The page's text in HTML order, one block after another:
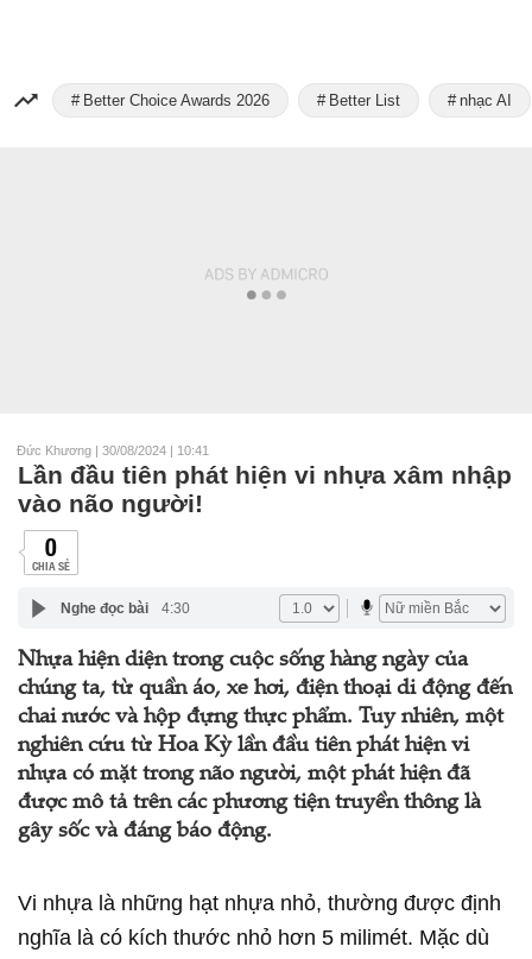
Better Choice Awards 2026 Better List nhạc AI
Đức Khương | 30/08/2024 | 10:41
Lần đầu tiên phát hiện vi nhựa xâm nhập
vào não người!
0
CHIA SẺ
Nghe đọc bài 4:30
Nhựa hiện diện trong cuộc sống hàng ngày của
chúng ta, từ quần áo, xe hơi, điện thoại di động đến
chai nước và hộp đựng thực phẩm. Tuy nhiên, một
nghiên cứu từ Hoa Kỳ lần đầu tiên phát hiện vi
nhựa có mặt trong não người, một phát hiện đã
được mô tả trên các phương tiện truyền thông là
gây sốc và đáng báo động.
Vi nhựa là những hạt nhựa nhỏ, thường được định
nghĩa là có kích thước nhỏ hơn 5 milimét. Mặc dù